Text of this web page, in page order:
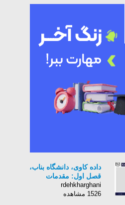
داده کاوی، دانشگاه بناب،
قصل اول: مقدمات
rdehkharghani
1526 مشاهده